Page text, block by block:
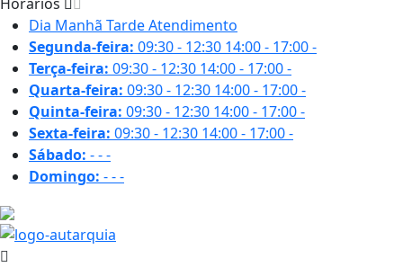
Dia Manhã TardeAtendimento
Segunda-feira: 09:30 - 12:30 14:00 - 17:00-
Terça-feira: 09:30 - 12:30 14:00 - 17:00-
Quarta-feira: 09:30 - 12:30 14:00 - 17:00-
Quinta-feira: 09:30 - 12:30 14:00 - 17:00-
Sexta-feira: 09:30 - 12:30 14:00 - 17:00-
Sábado: ---
Domingo: ---